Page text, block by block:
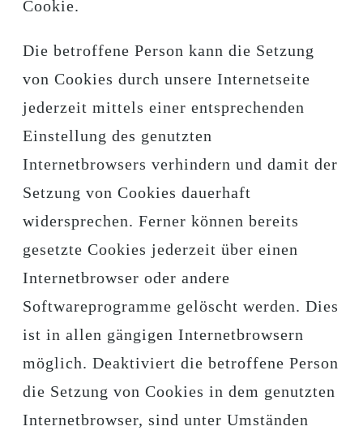
Cookie.
Die betroffene Person kann die Setzung
von Cookies durch unsere Internetseite
jederzeit mittels einer entsprechenden
Einstellung des genutzten
Internetbrowsers verhindern und damit der
Setzung von Cookies dauerhaft
widersprechen. Ferner können bereits
gesetzte Cookies jederzeit über einen
Internetbrowser oder andere
Softwareprogramme gelöscht werden. Dies
ist in allen gängigen Internetbrowsern
möglich. Deaktiviert die betroffene Person
die Setzung von Cookies in dem genutzten
Internetbrowser, sind unter Umständen